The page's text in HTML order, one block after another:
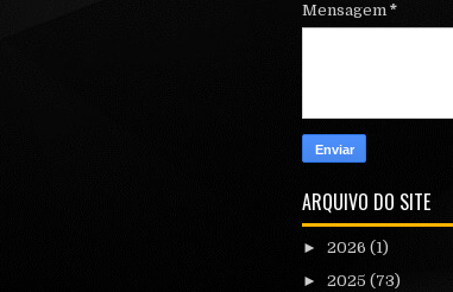
Mensagem*
ARQUIVO DO SITE
► 2026 (1)
► 2025 (73)